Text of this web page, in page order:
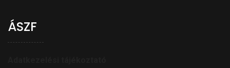
ÁSZF